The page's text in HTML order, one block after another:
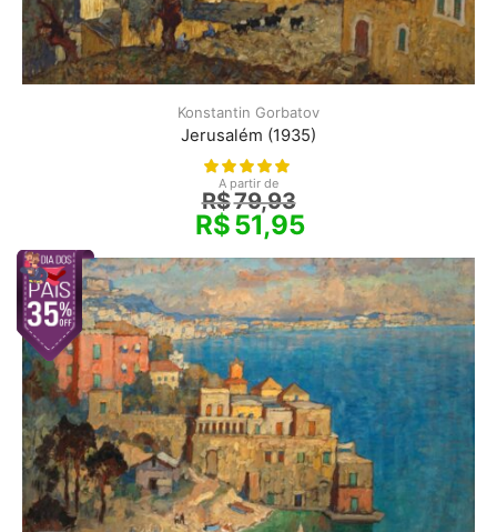
Konstantin Gorbatov
Jerusalém (1935)
A partir de
R$79,93
R$51,95